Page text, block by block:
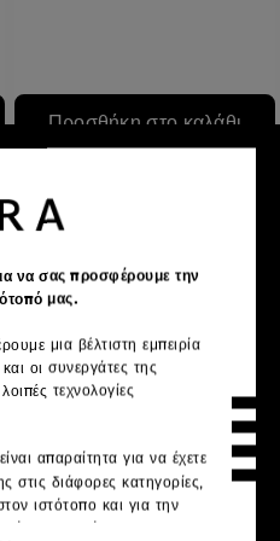
Προσθήκη στο καλάθι
60
€ 32,50
Exclusive
να σας προσφέρουμε την
μας.
μια βέλτιστη εμπειρία
οι συνεργάτες της
τεχνολογίες
απαραίτητα για να έχετε
στις διάφορες κατηγορίες,
ιστότοπο και για την
απαραίτητα για την